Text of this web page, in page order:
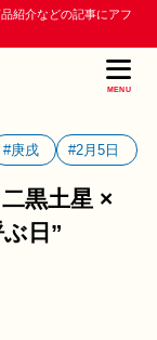
紹介などの記事にアフ
MENU
#庚戌 #2月5日
黒土星 ×
日”